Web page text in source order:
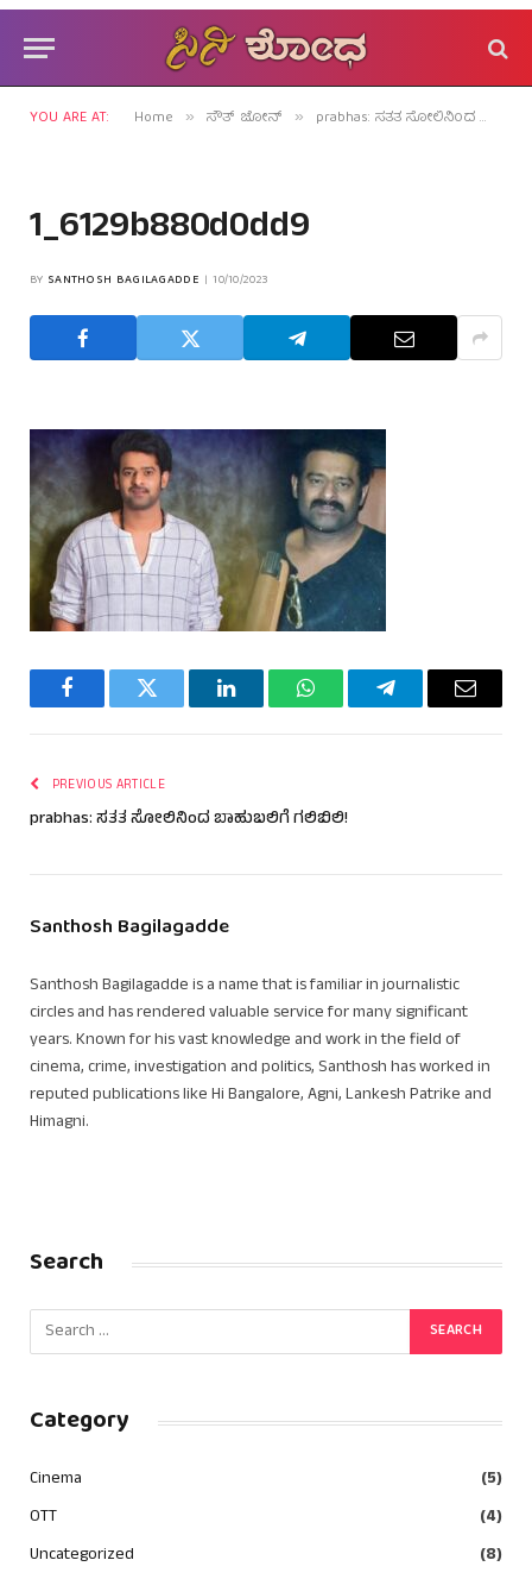
YOU ARE AT: Home » ಸೌತ್ ಜೋನ್ » prabhas: ಸತತ ಸೋಲಿನಿಂದ ಬಾಹುಬಲಿಗೆ ಗಲಿಬಿಲಿ!
1_6129b880d0dd9
BY SANTHOSH BAGILAGADDE 10/10/2023
FacebookTwitter LinkedInWhatsAppTelegramEmail
PREVIOUS ARTICLE
prabhas: ಸತತ ಸೋಲಿನಿಂದ ಬಾಹುಬಲಿಗೆ ಗಲಿಬಿಲಿ!
Santhosh Bagilagadde
Santhosh Bagilagadde is a name that is familiar in journalistic
circles and has rendered valuable service for many significant
years. Known for his vast knowledge and work in the field of
cinema, crime, investigation and politics, Santhosh has worked in
reputed publications like Hi Bangalore, Agni, Lankesh Patrike and
Himagni.
Search
Category
Cinema
(5)
OTT
(4)
Uncategorized
(8)